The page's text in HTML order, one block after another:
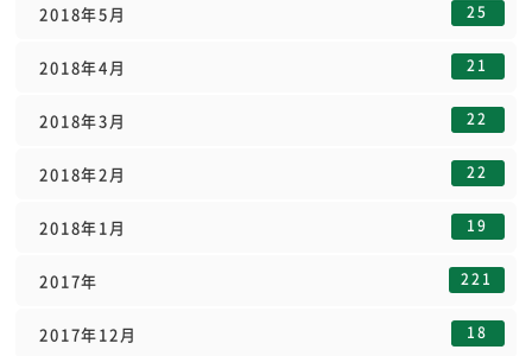
2018年5月 25
2018年4月 21
2018年3月 22
2018年2月 22
2018年1月 19
2017年 221
2017年12月 18